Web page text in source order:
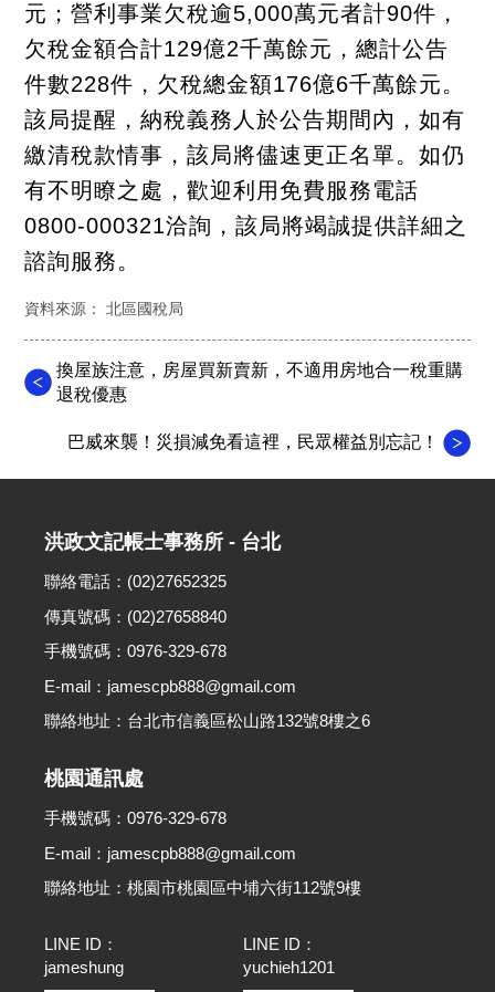
元；營利事業欠稅逾5,000萬元者計90件，
欠稅金額合計129億2千萬餘元，總計公告
件數228件，欠稅總金額176億6千萬餘元。
該局提醒，納稅義務人於公告期間內，如有
繳清稅款情事，該局將儘速更正名單。如仍
有不明瞭之處，歡迎利用免費服務電話
0800-000321洽詢，該局將竭誠提供詳細之
諮詢服務。
資料來源： 北區國稅局
換屋族注意，房屋買新賣新，不適用房地合一稅重購
退稅優惠
巴威來襲！災損減免看這裡，民眾權益別忘記！
洪政文記帳士事務所 - 台北
聯絡電話：(02)27652325
傳真號碼：(02)27658840
手機號碼：0976-329-678
E-mail：jamescpb888@gmail.com
聯絡地址：台北市信義區松山路132號8樓之6
桃園通訊處
手機號碼：0976-329-678
E-mail：jamescpb888@gmail.com
聯絡地址：桃園市桃園區中埔六街112號9樓
LINE ID：
jameshung
LINE ID：
yuchieh1201